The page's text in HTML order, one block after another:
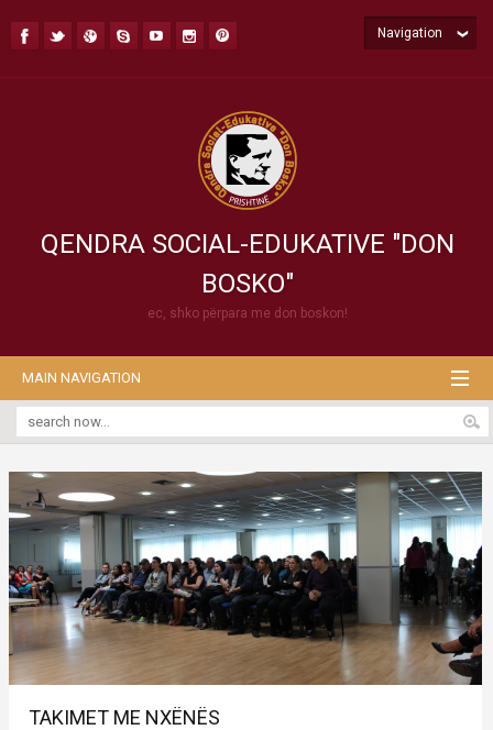
QENDRA SOCIAL-EDUKATIVE "DON
BOSKO"
ec, shko përpara me don boskon!
Navigation
MAIN NAVIGATION
TAKIMET ME NXËNËS